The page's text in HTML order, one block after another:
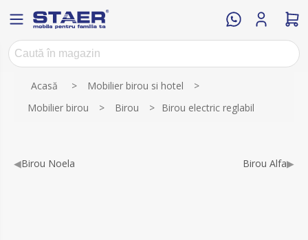
Acasă > Mobilier birou si hotel
>
Mobilier birou
> Birou > Birou electric reglabil
◀Birou Noela Birou Alfa▶
Numele atributului Valoarea atributului